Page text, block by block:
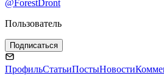
@ForestDront
Пользователь
Подписаться
ПрофильСтатьиПостыНовости